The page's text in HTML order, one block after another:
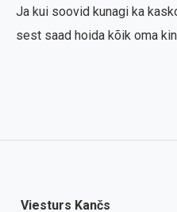
Ja kui soovid kunagi ka
sest saad hoida kõik oma
Viesturs Kančs